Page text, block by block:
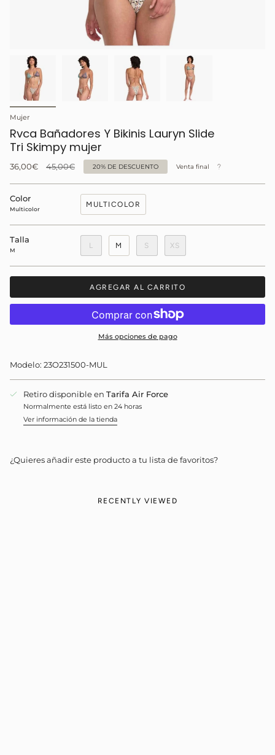
Mujer
Rvca Bañadores Y Bikinis Lauryn Slide
Tri Skimpy mujer
36,00€
Precio
45,00€ 20% DE DESCUENTO Venta final
Color
Multicolor
MULTICOLOR
Talla
M
L M S XS
AGREGAR AL CARRITO
Más opciones de pago
Modelo: 23O231500-MUL
Retiro disponible en Tarifa Air Force
Normalmente está listo en 24 horas
Ver información de la tienda
¿Quieres añadir este producto a tu lista de favoritos?
RECENTLY VIEWED